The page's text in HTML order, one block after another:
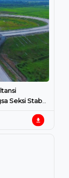
Seksi Stabat